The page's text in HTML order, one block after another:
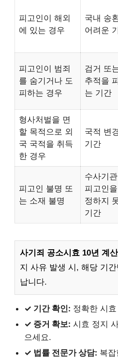
피고인이 해외
에 있는 경우
국내 송
어려운
피고인이 범죄
를 숨기거나 도
피하는 경우
검거 또
추적을
는 기간
형사처벌을 면
할 목적으로 외
국 국적을 취득
한 경우
국적 변
기간
피고인 불명 또
는 소재 불명
수사기
피고인
정하지
기간
사기죄 공소시효 10년 계
지 사유 발생 시, 해당 기
납니다.
✓ 기간 확인: 정확한 시
✓ 증거 확보: 시효 정지
으세요.
✓ 법률 전문가 상담: 복